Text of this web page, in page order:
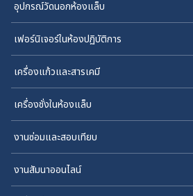
อุปกรณ์วัดนอกห้องแล็บ
เฟอร์นิเจอร์ในห้องปฏิบัติการ
เครื่องแก้วและสารเคมี
เครื่องชั่งในห้องแล็บ
งานซ่อมและสอบเทียบ
งานสัมนาออนไลน์